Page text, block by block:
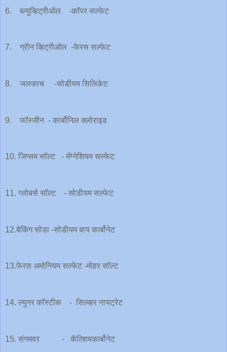
6. ब्ल्युव्हिट्रीऑल -कॉपर सल्फेट
7. ग्रीन व्हिट्रीऑल -फेरस सल्फेट
8. जलकाच -सोडीयम सिलिकेट
9. फॉस्जीन - कार्बोनिल क्लोराइड
10. जिप्सम सॉल्ट - मॅग्नेशियम सल्फेट
11. ग्लोबर्स सॉल्ट - सोडीयम सल्फेट
12.बेकिंग सोडा -सोडीयम बाय कार्बोनेट
13.फेरस अमोनियम सल्फेट -मोहर सॉल्ट
14. ल्युनर कॉस्टीक - सिल्व्हर नायट्रेट
15. संगमवर - कॅल्शियकार्बोनेट